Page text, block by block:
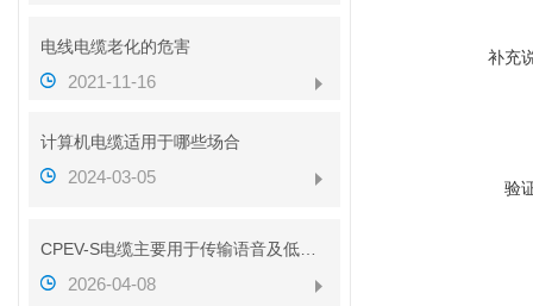
电线电缆老化的危害
2021-11-16
计算机电缆适用于哪些场合
2024-03-05
2026-04-08
补充
验